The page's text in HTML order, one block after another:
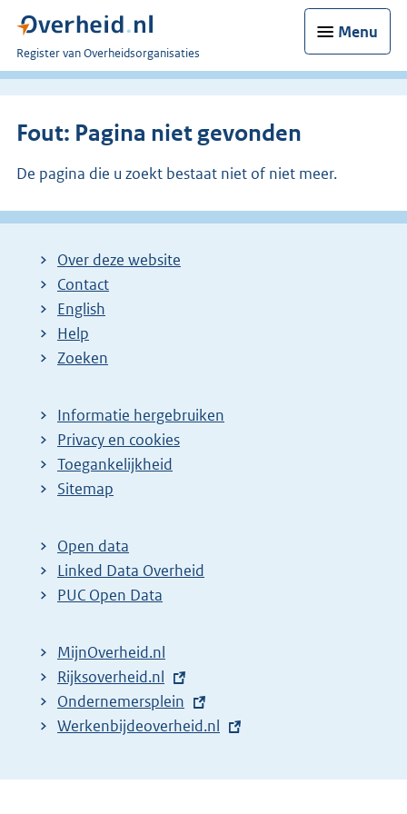
Menu
U
bent
Register van Overheidsorganisaties
Fout: Pagina niet gevonden
De pagina die u zoekt bestaat niet of niet meer.
Over deze website
Contact
English
Help
Zoeken
Informatie hergebruiken
Privacy en cookies
Toegankelijkheid
Sitemap
Open data
Linked Data Overheid
PUC Open Data
MijnOverheid.nl
E
x
t
r
Rijksoverheid.nl
E
x
e
Ondernemersplein
E
t
Werkenbijdeoverheid.nl